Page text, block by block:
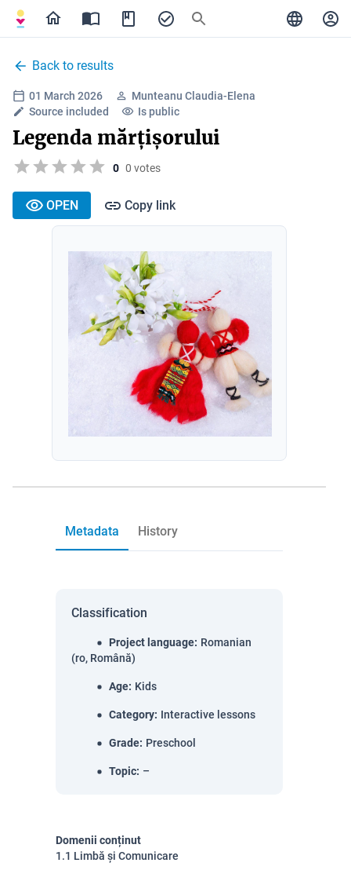
Back to results
01 March 2026
Munteanu Claudia-Elena
Source included
Is public
Legenda mărțișorului
0 0 votes
OPEN Copy link
Metadata History
Classification
Project language: Romanian
(ro, Română)
Age: Kids
Category: Interactive lessons
Grade: Preschool
Topic: –
Domenii conținut
1.1 Limbă și Comunicare